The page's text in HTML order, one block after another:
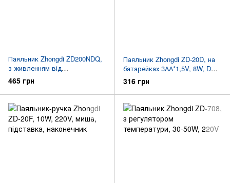
Паяльник Zhongdi ZD200NDQ,
з живленням від
прикурювача, 40W, 24V
465 грн
Паяльник Zhongdi ZD-20D, на
батарейках 3АА*1,5V, 8W, DC-
4,5V
316 грн